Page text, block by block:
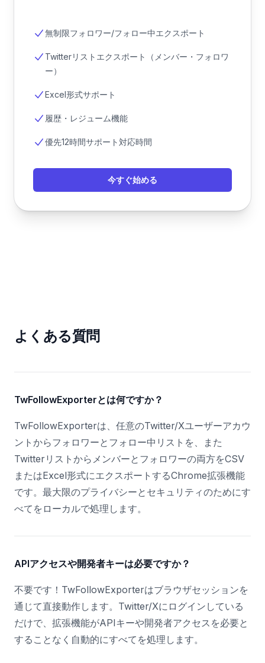
無制限フォロワー/フォロー中エクスポート
Twitterリストエクスポート（メンバー・フォロワ
ー）
Excel形式サポート
履歴・レジューム機能
優先12時間サポート対応時間
今すぐ始める
よくある質問
TwFollowExporterとは何ですか？
TwFollowExporterは、任意のTwitter/Xユーザーアカウ
ントからフォロワーとフォロー中リストを、また
Twitterリストからメンバーとフォロワーの両方をCSV
またはExcel形式にエクスポートするChrome拡張機能
です。最大限のプライバシーとセキュリティのためにす
べてをローカルで処理します。
APIアクセスや開発者キーは必要ですか？
不要です！TwFollowExporterはブラウザセッションを
通じて直接動作します。Twitter/Xにログインしている
だけで、拡張機能がAPIキーや開発者アクセスを必要と
することなく自動的にすべてを処理します。